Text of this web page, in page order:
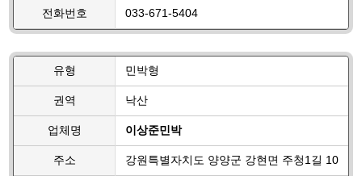
전화번호 033-671-5404
유형 민박형
권역 낙산
업체명 이상준민박
주소 강원특별자치도 양양군 강현면 주청1길 10